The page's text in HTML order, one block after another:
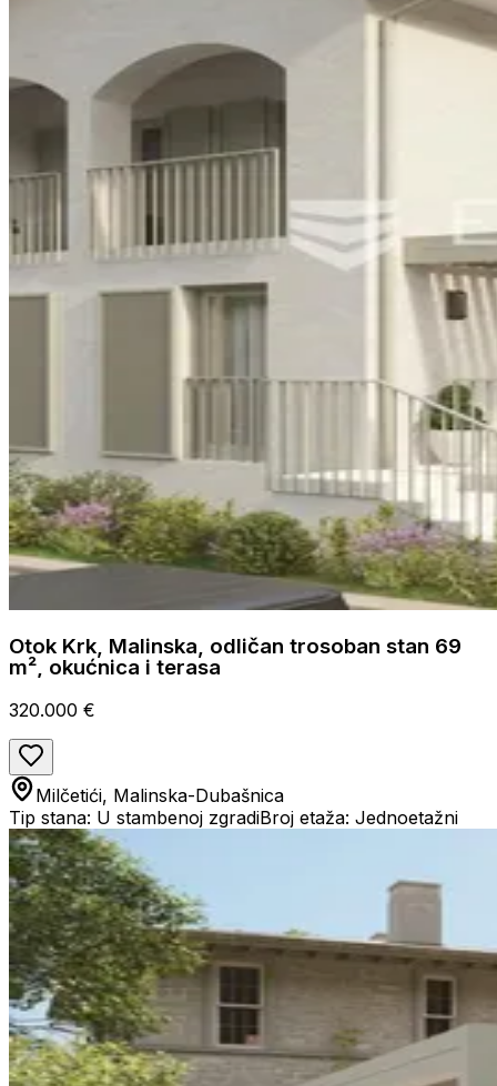
Otok Krk, Malinska, odličan trosoban stan 69
m², okućnica i terasa
320.000 €
Milčetići, Malinska-Dubašnica
Tip stana: U stambenoj zgradiBroj etaža: Jednoetažni